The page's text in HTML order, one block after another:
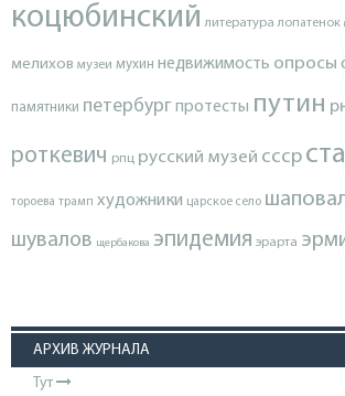
коцюбинский литература лопатенок
мелихов музеи мухин недвижимость опросы
памятники петербургпротесты путин
роткевич рпц русский музей ссср
тороева трамп художники царское село
шувалов щербакова эпидемия эрарта
АРХИВ ЖУРНАЛА
Тут